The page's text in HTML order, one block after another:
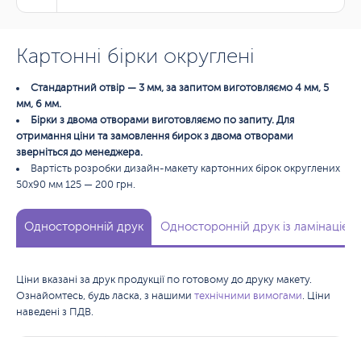
Картонні бірки округлені
Стандартний отвір — 3 мм, за запитом виготовляємо 4 мм, 5
мм, 6 мм.
Бірки з двома отворами виготовляємо по запиту. Для
отримання ціни та замовлення бирок з двома отворами
зверніться до менеджера.
Вартість розробки дизайн-макету картонних бірок округлених
50х90 мм 125 — 200 грн.
Односторонній друк Односторонній друк із ламінацією
Ціни вказані за друк продукції по готовому до друку макету.
Ознайомтесь, будь ласка, з нашими технічними вимогами. Ціни
наведені з ПДВ.